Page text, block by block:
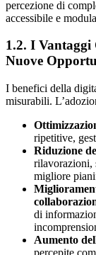
percezione di
accessibile e
1.2. I Vantaggi
Nuove
I benefici della
misurabili.
ripetitive,
Riduzione
rilavorazioni,
migliore
di
Aumento